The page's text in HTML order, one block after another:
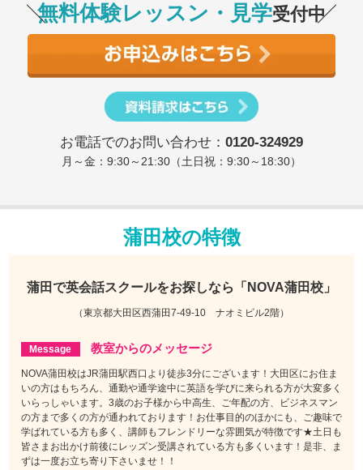
無料体験レッスン・見学受付中
お電話でのお問い合わせ： 0120-324929
月～金：9:30～21:30（土日祝：9:30～18:30）
蒲田校の特徴
蒲田で英会話スクールをお探しなら 「NOVA蒲田校」
（東京都大田区西蒲田7-49-10 ナオミビル2階）
教室からのメッセージ
NOVA蒲田校はJR蒲田駅西口より徒歩3分にございます！大田区にお住ま
いの方はもちろん、通勤や通学途中に英語を学びに来られる方が大変多く
いらっしゃいます。3歳のお子様から中高生、ご年配の方、ビジネスマン
の方まで多くの方が通われております！お仕事目的のほかにも、ご趣味で
学ばれている方も多く、講師もフレンドリーな雰囲気が特徴です★土日も
皆さまお出かけ前後にレッズン受講されている方も多くいます！是非、ま
ずは一度お立ち寄り下さいませ！！